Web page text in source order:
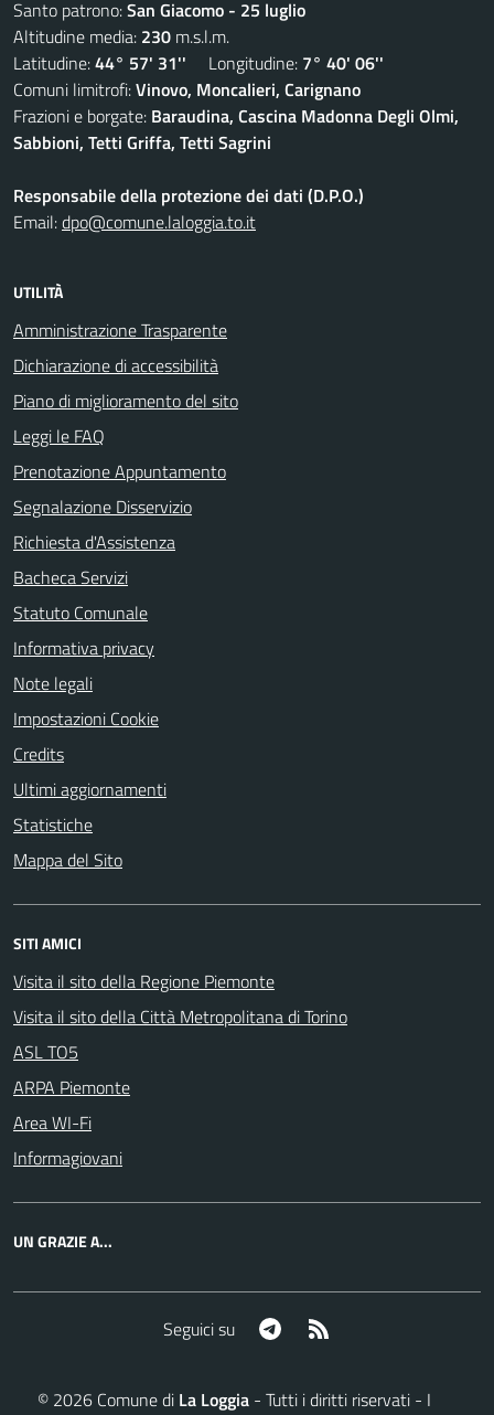
Santo patrono:San Giacomo - 25 luglio
Altitudine media: 230 m.s.l.m.
Latitudine:44° 57' 31'' Longitudine: 7° 40' 06''
Comuni limitrofi:Vinovo, Moncalieri, Carignano
Frazioni e borgate: Baraudina, Cascina Madonna Degli Olmi,
Sabbioni, Tetti Griffa, Tetti Sagrini
Responsabile della protezione dei dati (D.P.O.)
Email:dpo@comune.laloggia.to.it
UTILITÀ
Amministrazione Trasparente
Dichiarazione di accessibilità
Piano di miglioramento del sito
Leggi le FAQ
Prenotazione Appuntamento
Segnalazione Disservizio
Richiesta d'Assistenza
Bacheca Servizi
Statuto Comunale
Informativa privacy
Note legali
Impostazioni Cookie
Credits
Ultimi aggiornamenti
Statistiche
Mappa del Sito
SITI AMICI
Visita il sito della Regione Piemonte
Visita il sito della Città Metropolitana di Torino
ASL TO5
ARPA Piemonte
Area WI-Fi
Informagiovani
UN GRAZIE A...
Seguici su Telegram
© 2026Comune di La Loggia- Tutti i diritti riservati - I